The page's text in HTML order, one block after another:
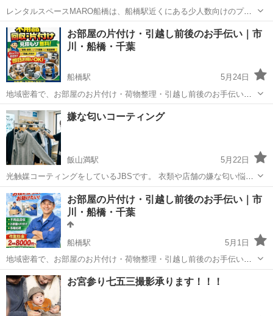
レンタルスペースMARO船橋は、船橋駅近くにある少人数向けのプラ
イベートスペースです。 女子会、誕生日会、推し活、映画鑑賞、ゲー
ム会、飲み会、打ち上げ、二次会、スポーツ観戦、テレワークなど、
幅広い用途でご利用いただけま...
千葉 船橋市 船橋駅 その他
お部屋の片付け・引越し前後のお手伝い｜市
川・船橋・千葉
船橋駅
5月24日
地域密着で、お部屋のお片付け・荷物整理・引越し前後のお手伝いを
行っています。 「一人では重くて動かせない」 「片付けを手伝ってほ
しい」 「引越し前後の荷物整理を手伝ってほしい」 「もう一人手がほ
しい」 そんな時にお気軽に...
千葉 船橋市 船橋駅 片付け
嫌な匂いコーティング
飯山満駅
5月22日
光触媒コーティングをしているJBSです。 衣類や店舗の嫌な匂い悩ん
でませんか？ 海外輸入の嫌な匂い クレーム 店舗後の匂い取りに✨ 承
ります✨ 都内や千葉 伺います✨
千葉 船橋市 飯山満駅 その他
お部屋の片付け・引越し前後のお手伝い｜市
川・船橋・千葉
船橋駅
5月1日
地域密着で、お部屋のお片付け・荷物整理・引越し前後のお手伝いを
行っています。 「一人では重くて動かせない」 「片付けを手伝ってほ
しい」 「引越し前後の荷物整理を手伝ってほしい」 「もう一人手がほ
しい」 そんな時にお気軽に...
千葉 船橋市 船橋駅 その他 片付け
お宮参り七五三撮影承ります！！！